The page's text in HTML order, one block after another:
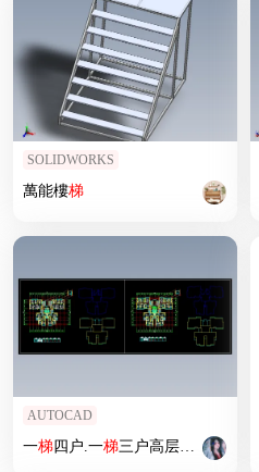
SOLIDWORKS
萬能樓梯
AUTOCAD
一梯四户.一梯三户高层平面